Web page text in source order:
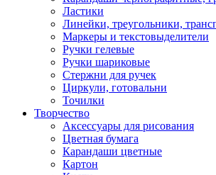
Ластики
Линейки, треугольники,
Маркеры и текстовыделители
Ручки гелевые
Ручки шариковые
Стержни для ручек
Циркули, готовальни
Точилки
Творчество
Аксессуары для рисования
Цветная бумага
Карандаши цветные
Картон